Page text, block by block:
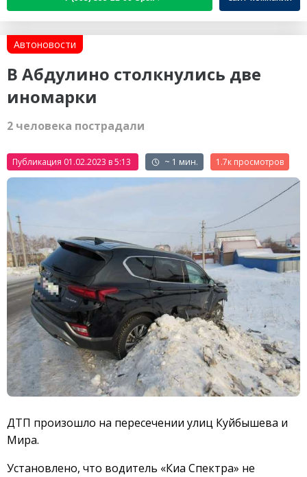
Автоновости
В Абдулино столкнулись две
иномарки
2 человека пострадали
Публикация 01.02.2023 в 5:13 ~ 1 мин. 1.7к
ДТП произошло на пересечении улиц Куйбышева и
Мира.
Установлено, что водитель «Киа Спектра» не